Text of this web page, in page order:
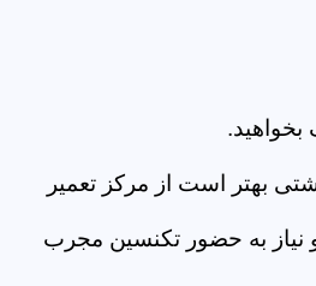
بهتر است از مرکز تعمیر
نیاز به حضور تکنسین مجرب